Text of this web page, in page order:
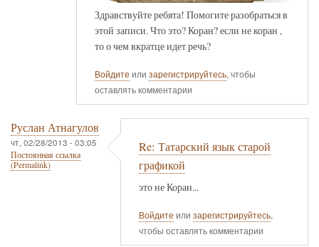
Здравствуйте ребята! Помогите разобраться в
этой записи. Что это? Коран? если не коран ,
то о чем вкратце идет речь?
Войдите или зарегистрируйтесь, чтобы
оставлять комментарии
Руслан Атнагулов
чт, 02/28/2013 - 03:05
Постоянная ссылка
(Permalink)
Re: Татарский язык старой
графикой
это не Коран...
Войдите или зарегистрируйтесь,
чтобы оставлять комментарии